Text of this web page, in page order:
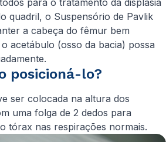
para o tratamento da displasia
quadril, o Suspensório de Pavlik
a cabeça do fêmur bem
acetábulo (osso da bacia) possa
posicioná-lo?
ser colocada na altura dos
uma folga de 2 dedos para
tórax nas respirações normais.